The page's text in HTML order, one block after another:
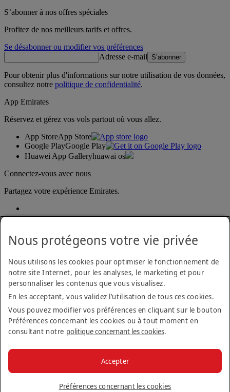
S’abonner à nos offres spéciales
Profitez de nos meilleurs tarifs et offres.
Se désabonner ou modifier vos préférences
Adresse e-mail S’abonner
Pour obtenir plus d'informations sur notre utilisation de vos données,
consultez notre politique de confidentialité.
App Emirates
Réservez et gérez vos vols partout où vous allez.
App StoreApp Store
Google PlayGoogle Play
Huawei App Galleryhuawai os
Connectez-vous avec nous
Partagez votre expérience Emirates.
Déclaration d'accessibilité
Politique de confidentialité
Conditions générales
Politique en matière de cookies
Cyber-sécurité
Déclaration de transparence vis-à-vis de la loi sur l’esclavage
© 2026 The Emirates Group. Tous droits réservés.
Nous protégeons votre vie privée
Nous utilisons les cookies pour optimiser le fonctionnement de
notre site Internet, pour les analyses, le marketing et pour
personnaliser les contenus que vous visualisez.
En les acceptant, vous validez l’utilisation de tous ces cookies.
Vous pouvez modifier vos préférences en cliquant sur le bouton
Préférences concernant les cookies ou à tout moment en
consultant notre politique concernant les cookies.
Préférences concernant les cookies
Accepter